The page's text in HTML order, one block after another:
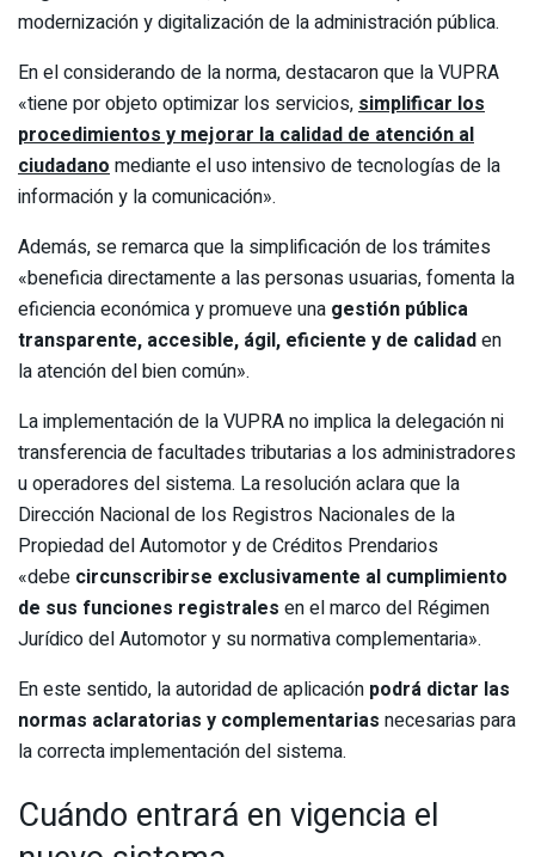
modernización y digitalización de la administración pública.
En el considerando de la norma, destacaron que la VUPRA
«tiene por objeto optimizar los servicios, simplificar los
procedimientos y mejorar la calidad de atención al
ciudadano mediante el uso intensivo de tecnologías de la
información y la comunicación».
Además, se remarca que la simplificación de los trámites
«beneficia directamente a las personas usuarias, fomenta la
eficiencia económica y promueve una gestión pública
transparente, accesible, ágil, eficiente y de calidaden
la atención del bien común».
La implementación de la VUPRA no implica la delegación ni
transferencia de facultades tributarias a los administradores
u operadores del sistema. La resolución aclara que la
Dirección Nacional de los Registros Nacionales de la
Propiedad del Automotor y de Créditos Prendarios
«debe circunscribirse exclusivamente al cumplimiento
de sus funciones registrales en el marco del Régimen
Jurídico del Automotor y su normativa complementaria».
En este sentido, la autoridad de aplicación podrá dictar las
normas aclaratorias y complementarias necesarias para
la correcta implementación del sistema.
Cuándo entrará en vigencia el